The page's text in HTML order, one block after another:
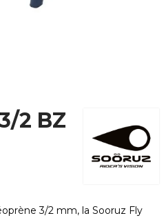
2 BZ
3/2 mm, la Sooruz Fly